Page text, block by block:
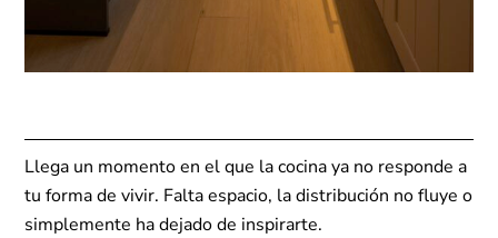
Llega un momento en el que la cocina ya no responde a
tu forma de vivir. Falta espacio, la distribución no fluye o
simplemente ha dejado de inspirarte.